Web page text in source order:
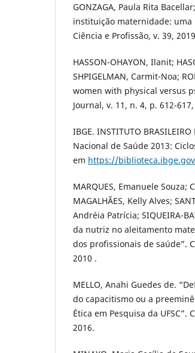
GONZAGA, Paula Rita
instituição maternidade: uma
Ciência e Profissão, v. 39,
HASSON-OHAYON, Ilanit;
SHPIGELMAN, Carmit-Noa;
women with physical versus
Journal, v. 11, n. 4, p. 612-
IBGE. INSTITUTO BRASILEIRO
Nacional de Saúde 2013:
em https://
MARQUES, Emanuele Souza;
MAGALHÃES, Kelly Alves;
Andréia Patrícia; SIQUEIRA-
da nutriz no aleitamento
dos profissionais de saúde”.
2010 .
MELLO, Anahi Guedes de.
do capacitismo ou a
Ética em Pesquisa da UFSC”.
2016.